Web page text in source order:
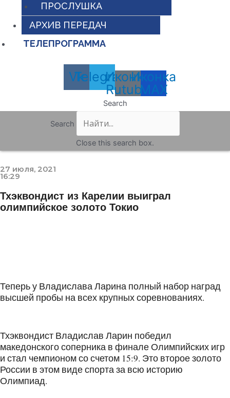
ПРОСЛУШКА
АРХИВ ПЕРЕДАЧ
ТЕЛЕПРОГРАММА
Vk
Telegram
Иконка
Rutube
Иконка
MAX
Search
Search
Close this search box.
27 июля, 2021
16:29
Тхэквондист из Карелии выиграл
олимпийское золото Токио
Теперь у Владислава Ларина полный набор наград
высшей пробы на всех крупных соревнованиях.
Тхэквондист Владислав Ларин победил
македонского соперника в финале Олимпийских игр
и стал чемпионом со счетом 15:9. Это второе золото
России в этом виде спорта за всю историю
Олимпиад.